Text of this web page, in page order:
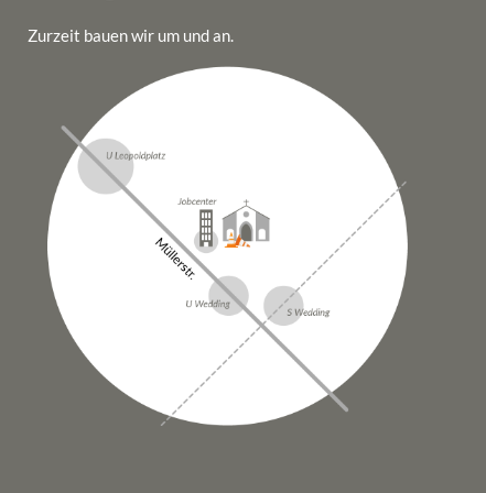
Zurzeit bauen wir um und an.